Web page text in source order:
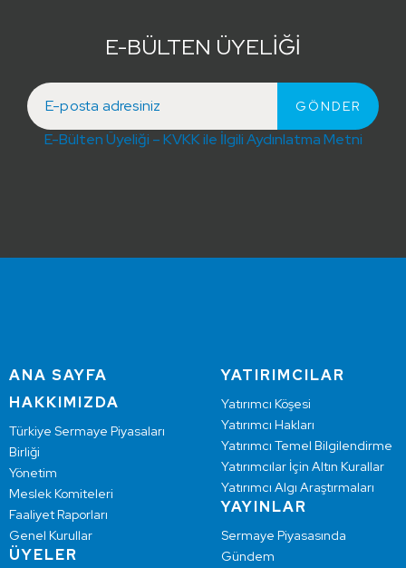
E-BÜLTEN ÜYELİĞİ
E-Bülten Üyeliği – KVKK ile İlgili Aydınlatma Metni
ANA SAYFA
HAKKIMIZDA
Türkiye Sermaye Piyasaları
Birliği
Yönetim
Meslek Komiteleri
Faaliyet Raporları
Genel Kurullar
ÜYELER
YATIRIMCILAR
Yatırımcı Köşesi
Yatırımcı Hakları
Yatırımcı Temel Bilgilendirme
Yatırımcılar İçin Altın Kurallar
Yatırımcı Algı Araştırmaları
YAYINLAR
Sermaye Piyasasında
Gündem